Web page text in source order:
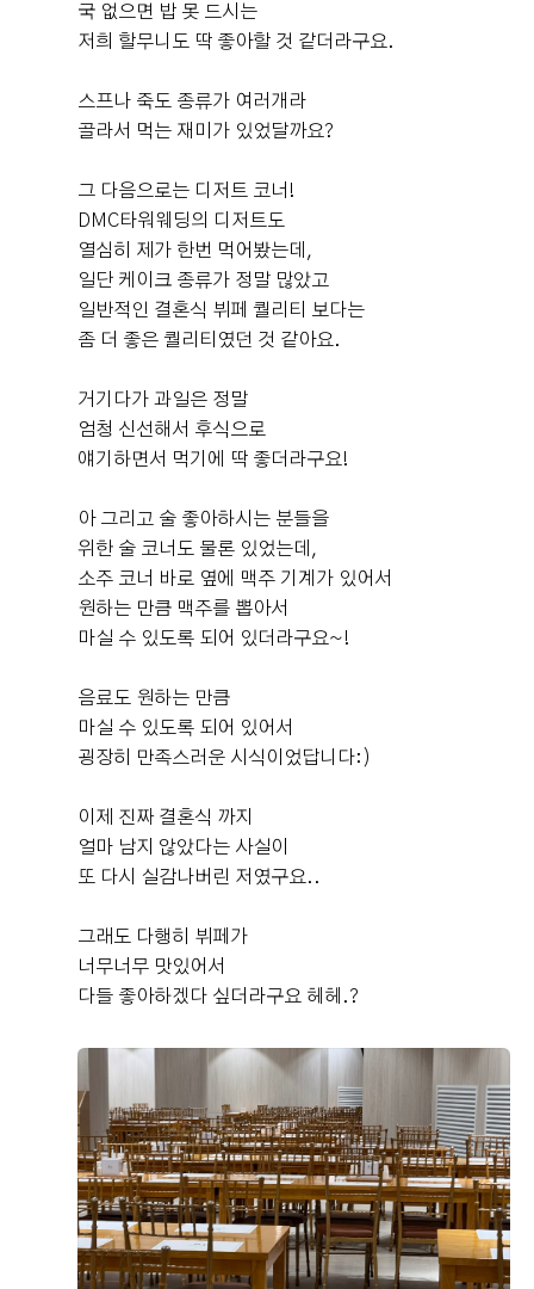
에도 불구하고 주차가 부족했다는 후기는 못 들었던거 같
아요. 4층 펠리체홀 포토테이블 사진입니다. 5*7 사이즈로
1개 준비해주시는데, 저희는 웨딩액자 가져가서 올려뒀습
니다 ㅎㅎㅎ 그리고 본식 당일 펠리체홀 사진입니다. 채광
데 다행히 당일에는 날씨가 맑았어요. 여기는 신부대기실
입니다. 분홍분홍 핑크핑크 제 부케와도 잘 어울리지않나
요?ㅎㅎ 펠리체홀 홀투어 가보신 분들은 아시겠지만 생화
향 장난아닙니다. 꽃이 호텔처럼 엄청나게 많은것도 아니
지만 이정도면 전 풍족하다고 생각해요^^ 신부대기실에서
찍은 사진도 잘 나온거같아서 매우 만족합니다. 친구가 찍
은홀&큰 스크린 때문에 인기 많은거 아시죠?ㅎㅎㅎ 저희
는 맨처음에 돈주고 식전영상을 맡길까도 했지만, 서비스
로 식전영상을 받아서 그대로 진행했습니다. 본식은 스크
에는 스크린을 닫고 진행하다가 맞절 순서부터 스크린을
열고 진행했습니다. 마지막에 행진할때는 다시 또 스크린
을 닫았어요! 이건 스크린 열렸을때 사진이에요. 약간 그리
스, 로마 느낌이지 않나요 ㅎㅎㅎ 이건 약간 호불호가 갈리
던데 저는 이분위기도 좋아서 이렇게 진행했어요. 마지막
사진이 잘 나온거같아요. 예신, 예랑이 분들에게 부디 도움
안녕하세요~ 신혼여행 다녀오니 시간이 훅 지나가서 어느
새 결혼한 지 한달이 다되가네요! 저는 상암 DMC역에 있
다니면서 정했어요! 가장 중요한 건 위치, 주차, 식사였는
데 우선 지하 통로를 통해서 DMC역으로 바로 다닐수 있는
점도 맘에 들었어요! 그리고 주차도 지하 5층까지 가능하고
는 친인척분들이 지방에서 오시기도하고 경기, 서울 각 지
역에서 오는 하객분들이 계셔서 편하게 방문할 수 있겠단
생각이 들어서 맘에 들었어요 :) 또 마지막으로 빠질 수 없
게 식사 맛잇엇단거엿어요! 맛없으면 굳이 식사 얘기를 하
지않을텐데 다들 맛잇어서 몇접시씩 먹었다는 말을 들으니
안심됐어요 ㅎㅎ ​ 그리고 본식 당일 정말 정신없는데 예도
분들 한분한분 정말 친절하게 안내해주시고 챙겨주셔서 정
말 좋았어요! 특히 저는 미디어아트때문에 전날까지도 연
히엘에서 진행했는 데 너무 맘에들었고 리모델링해서 공장
형이라고해도 촬영때와는 다르게 조용하고 북적거리지않
고 좋앗어요! 신랑은 2층 신부 3층 나눠져서 진행이돼서요!
어요 :) 촬영때도 너무 만족스러웟는데 본식날도 드레스 너
무 예뻤고 정말 진행때마다 좋았던게 로즈로사 헬퍼이모님
들이 정말정말 다 친절하시고 최선을 다해 도와주세요 ㅜ
진행했는데 원래는 한복하려다가 2부 드레스 피팅하고 맘
어요! 언제 또 드레스를 입어보겟어하고 맘에드는거 입엇
는데 완전 대만족입니당 ㅎㅎ ​ 아쉬운점은 어쩔수 없이 있
히 1년 준비한만큼 후련하고 즐거웠습니다!! ​ 정말 본식 당
일에는 호로록하고 당사자들은 정신없이 지나가요! 본식
전까지 열심히 힘내서 준비하시고 당일엔 다들 즐기세요!!
결혼 축하드립니다 !!
2026-07-27 21명 읽음 + 블로그
👰🏻‍♀️Venue: dmc타워웨딩 펠리체홀 두 달동안 서울 웨딩
홀 열심히 찾으면서 최종 후보로 남았던 셀럽앤어셈, dmc
타워웨딩 중에 최종적으로 dmc 타워웨딩 펠리체홀을 계약
는 밥 요 세가지를 완벽하게 충족시킨 펠리체홀 💞 ​ 셀럽앤
어셈은 생각보다 견적은 굉장히 괜찮게 받았었는데.. 애매
한 밝은 홀 + 포토 테이블, 조명 색 등등 자잘하게 걸리는
에 방문했을 때도 주차하기 어렵지 않았고 지하철역에서
바로 연결되는 게 진짜 최고.. 상담실에서 반복 재생되던
영상을 보는데 펠리체홀이 넘 예뻐서 두근두근거려따 .. 펠
리체홀은 층고가 높고 채광이 잘 들어오도록 개조한 곳이
라 그런지 홀, 로비가 있는 4층 에스컬레이터를 오를 때부
터 갑자기 확 밝아진다..! 로비도 진짜 넓어서 하객 붐빌 일
없을 것 같구.. 신부는 요 문 앞, 로비에서 대기하다가 입장
해야 하지만 나는 신부대기실에서 연결 안되어있는 건 하
나도 상관없을 듯 했다!! 서울에서 은근히 층고높은 베뉴를
후기가 도움이 되었나요?
굥굥이이요 예식후기
2026-07-27 32명 읽음 + 카페
국 없으면 밥 못 드시는
저희 할무니도 딱 좋아할 것 같더라구요.
스프나 죽도 종류가 여러개라
골라서 먹는 재미가 있었달까요?
그 다음으로는 디저트 코너!
DMC타워웨딩의 디저트도
열심히 제가 한번 먹어봤는데,
일단 케이크 종류가 정말 많았고
일반적인 결혼식 뷔페 퀄리티 보다는
좀 더 좋은 퀄리티였던 것 같아요.
거기다가 과일은 정말
엄청 신선해서 후식으로
얘기하면서 먹기에 딱 좋더라구요!
아 그리고 술 좋아하시는 분들을
위한 술 코너도 물론 있었는데,
소주 코너 바로 옆에 맥주 기계가 있어서
원하는 만큼 맥주를 뽑아서
마실 수 있도록 되어 있더라구요~!
음료도 원하는 만큼
마실 수 있도록 되어 있어서
굉장히 만족스러운 시식이었답니다:)
이제 진짜 결혼식 까지
얼마 남지 않았다는 사실이
또 다시 실감나버린 저였구요..
그래도 다행히 뷔페가
너무너무 맛있어서
다들 좋아하겠다 싶더라구요 헤헤.?